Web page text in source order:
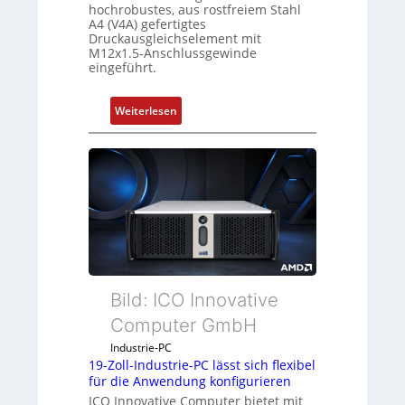
hochrobustes, aus rostfreiem Stahl
A4 (V4A) gefertigtes
Druckausgleichselement mit
M12x1.5-Anschlussgewinde
eingeführt.
Weiterlesen
D
r
k
a
u
s
g
l
e
c
h
Bild: ICO Innovative
Computer GmbH
Industrie-PC
19-Zoll-Industrie-PC lässt sich flexibel
für die Anwendung konfigurieren
ICO Innovative Computer bietet mit